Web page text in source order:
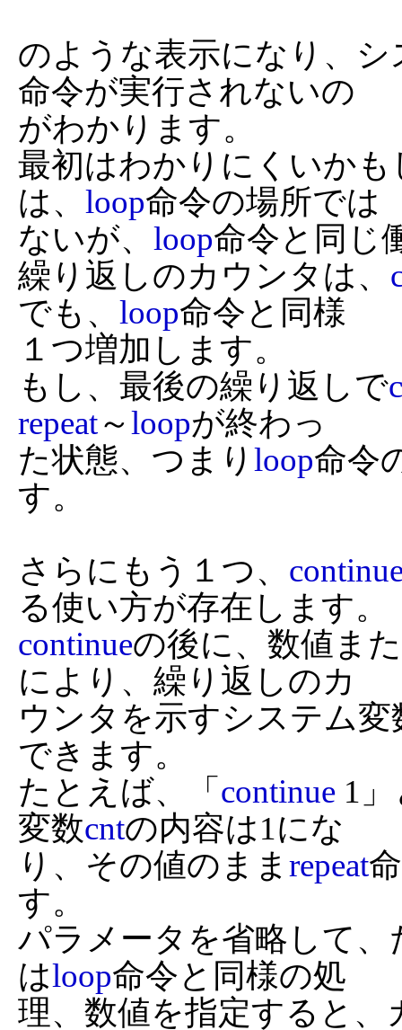
のような表示になり、シ
命令が実行されないの
がわかります。
最初はわかりにくいか
は、 loop命令の場所では
ないが、 loop命令と同じ
繰り返しのカウンタは、
でも、 loop命令と同様
１つ増加します。
もし、最後の繰り返しで
repeat～loopが終わっ
た状態、つまり loop命令
す。
さらにもう１つ、
continueの後に、数値ま
により、繰り返しのカ
ウンタを示すシステム変
できます。
たとえば、「 continue 1
変数cntの内容は1にな
り、その値のまま repeat
す。
パラメータを省略して、
はloop命令と同様の処
理、数値を指定すると